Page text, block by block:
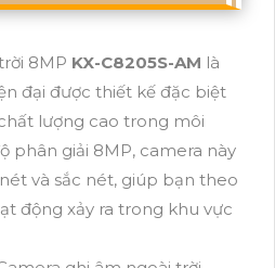
8MP KX-C8205S-AM là
đại được thiết kế đặc biệt
lượng cao trong môi
phân giải 8MP, camera này
và sắc nét, giúp bạn theo
động xảy ra trong khu vực